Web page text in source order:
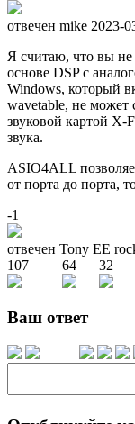
отвечен mike 2023-
Я считаю, что вы
основе DSP с
Windows, который
wavetable, не
звуковой картой
звука.
ASIO4ALL
от порта до порта,
-1
отвечен Tony EE
107
64 32
Ваш ответ